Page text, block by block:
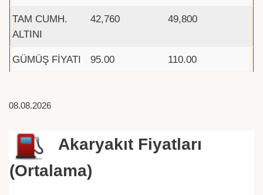
TAM CUMH.
ALTINI
42,760 49,800
GÜMÜŞ FİYATI 95.00 110.00
08.08.2026
Akaryakıt Fiyatları
(Ortalama)